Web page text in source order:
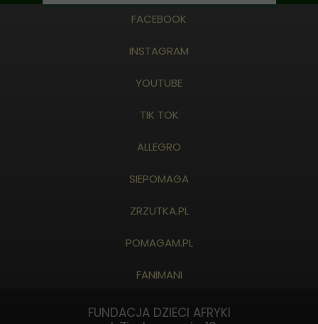
FACEBOOK
INSTAGRAM
YOUTUBE
TIK TOK
ALLEGRO
SIEPOMAGA
ZRZUTKA.PL
POMAGAM.PL
FANIMANI
FUNDACJA DZIECI AFRYKI